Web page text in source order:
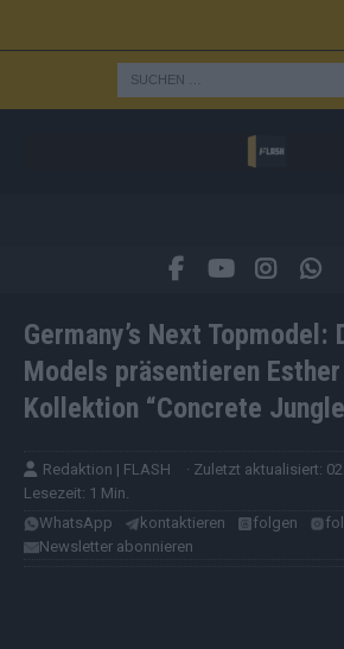
Germany’s Next Topmodel:
Models präsentieren
Kollektion “Concrete
Redaktion | FLASH · Zuletzt aktualisiert:
Lesezeit: 1 Min.
WhatsApp
kontaktieren folgen
Newsletter abonnieren